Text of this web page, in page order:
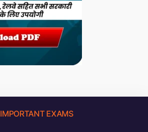
IMPORTANT EXAMS